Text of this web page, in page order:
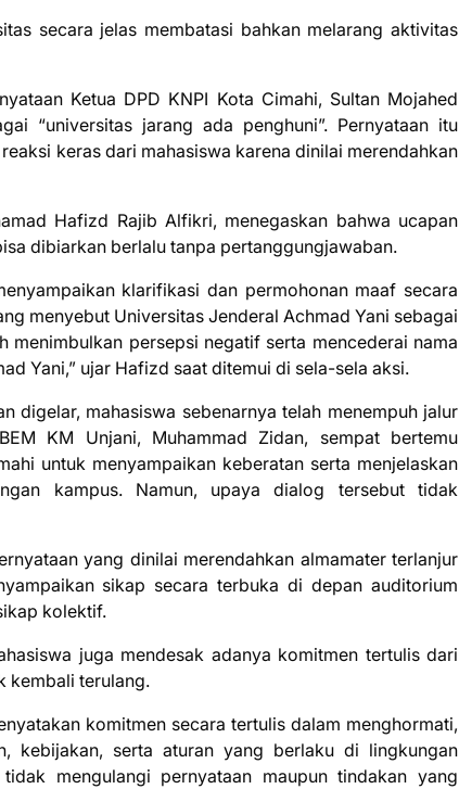
secara jelas membatasi bahkan melarang aktivitas
Ketua DPD KNPI Kota Cimahi, Sultan Mojahed
“universitas jarang ada penghuni”. Pernyataan itu
keras dari mahasiswa karena dinilai merendahkan
Hafizd Rajib Alfikri, menegaskan bahwa ucapan
dibiarkan berlalu tanpa pertanggungjawaban.
klarifikasi dan permohonan maaf secara
menyebut Universitas Jenderal Achmad Yani sebagai
menimbulkan persepsi negatif serta mencederai nama
Yani,” ujar Hafizd saat ditemui di sela-sela aksi.
digelar, mahasiswa sebenarnya telah menempuh jalur
KM Unjani, Muhammad Zidan, sempat bertemu
untuk menyampaikan keberatan serta menjelaskan
kampus. Namun, upaya dialog tersebut tidak
yang dinilai merendahkan almamater terlanjur
sikap secara terbuka di depan auditorium
kolektif.
juga mendesak adanya komitmen tertulis dari
kembali terulang.
komitmen secara tertulis dalam menghormati,
kebijakan, serta aturan yang berlaku di lingkungan
mengulangi pernyataan maupun tindakan yang